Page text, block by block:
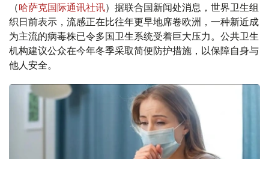
（哈萨克国际通讯社讯）据联合国新闻处消息，世界卫生组
织日前表示，流感正在比往年更早地席卷欧洲，一种新近成
为主流的病毒株已令多国卫生系统受着巨大压力。公共卫生
机构建议公众在今年冬季采取简便防护措施，以保障自身与
他人安全。